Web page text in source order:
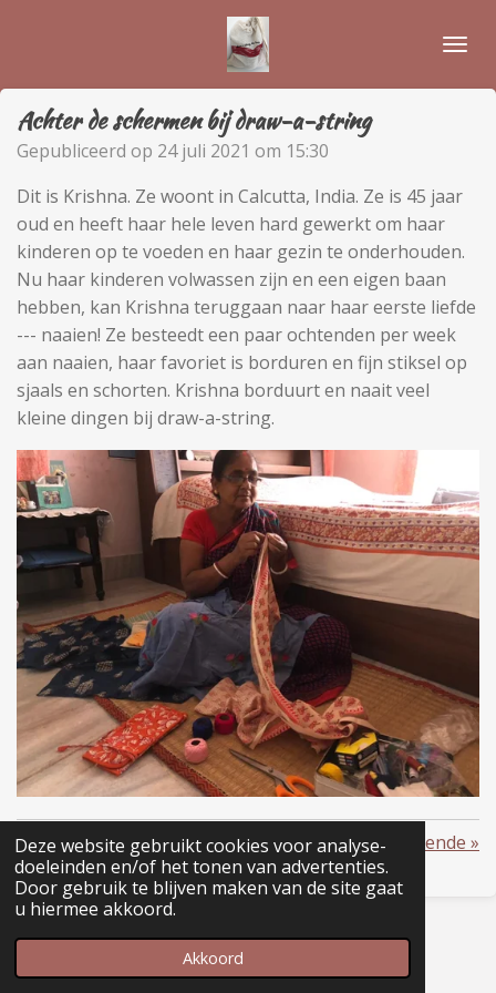
Deze website gebruikt cookies voor analyse-
doeleinden en/of het tonen van advertenties.
Door gebruik te blijven maken van de site gaat
u hiermee akkoord.
Akkoord
de
hoofdinhoud
Achter de schermen bij draw-a-string
Gepubliceerd op 24 juli 2021 om 15:30
Dit is Krishna. Ze woont in Calcutta, India. Ze is 45 jaar
oud en heeft haar hele leven hard gewerkt om haar
kinderen op te voeden en haar gezin te onderhouden.
Nu haar kinderen volwassen zijn en een eigen baan
hebben, kan Krishna teruggaan naar haar eerste liefde
--- naaien! Ze besteedt een paar ochtenden per week
aan naaien, haar favoriet is borduren en fijn stiksel op
sjaals en schorten. Krishna borduurt en naait veel
kleine dingen bij draw-a-string.
«Vorige Volgende »
D
e
l
e
D
e
e
l
S
h
a
r
D
e
l
e